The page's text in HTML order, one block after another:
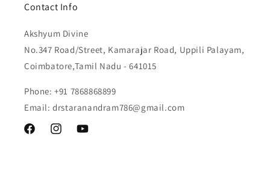
Contact Info
Akshyum Divine
No.347 Road/Street, Kamarajar Road, Uppili Palayam,
Coimbatore,Tamil Nadu - 641015
Phone: +91 7868868899
Email: drstaranandram786@gmail.com
FacebookInstagramYouTube